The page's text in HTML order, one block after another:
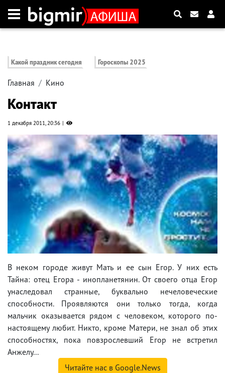
Какой праздник сегодня Гороскопы 2025
Главная Кино
Контакт
1 декабря 2011, 20:36
В неком городе живут Мать и ее сын Егор. У них есть
Тайна: отец Егора - инопланетянин. От своего отца Егор
унаследовал странные, буквально нечеловеческие
способности. Проявляются они только тогда, когда
мальчик оказывается рядом с человеком, которого по-
настоящему любит. Никто, кроме Матери, не знал об этих
способностях, пока повзрослевший Егор не встретил
Анжелу...
Читайте нас в Google.News